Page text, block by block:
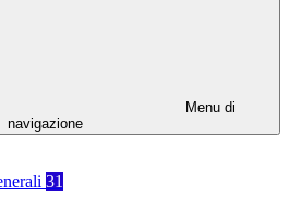
Menu di
navigazione
31